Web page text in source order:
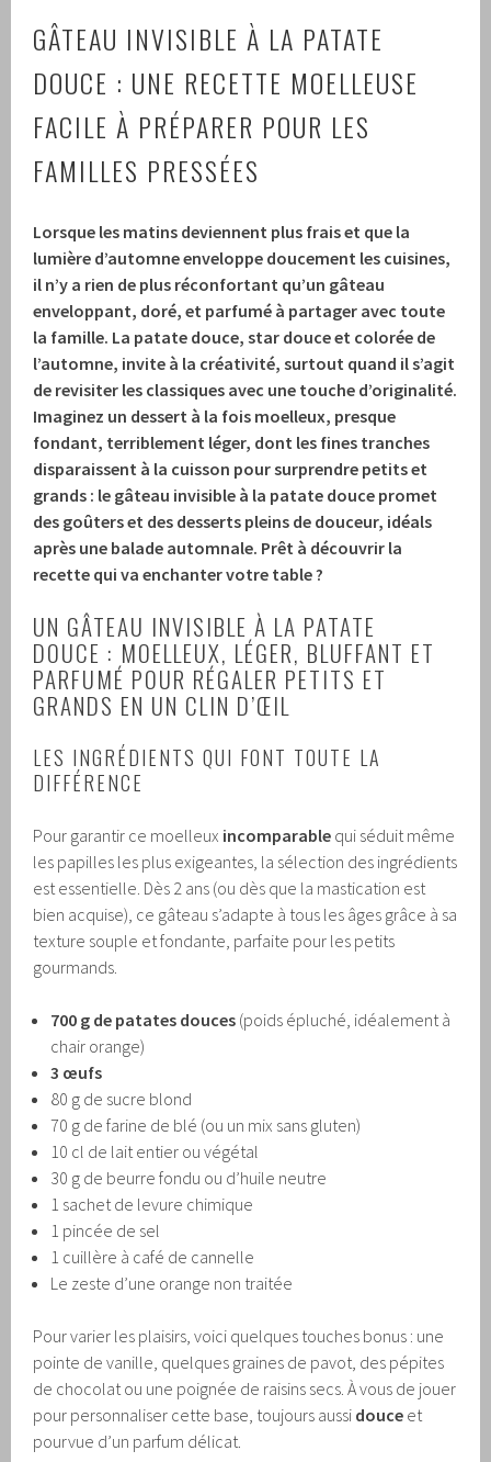
GÂTEAU INVISIBLE À LA PATATE
DOUCE : UNE RECETTE MOELLEUSE
FACILE À PRÉPARER POUR LES
FAMILLES PRESSÉES
Lorsque les matins deviennent plus frais et que la
lumière d’automne enveloppe doucement les cuisines,
il n’y a rien de plus réconfortant qu’un gâteau
enveloppant, doré, et parfumé à partager avec toute
la famille. La patate douce, star douce et colorée de
l’automne, invite à la créativité, surtout quand il s’agit
de revisiter les classiques avec une touche d’originalité.
Imaginez un dessert à la fois moelleux, presque
fondant, terriblement léger, dont les fines tranches
disparaissent à la cuisson pour surprendre petits et
grands : le gâteau invisible à la patate douce promet
des goûters et des desserts pleins de douceur, idéals
après une balade automnale. Prêt à découvrir la
recette qui va enchanter votre table ?
UN GÂTEAU INVISIBLE À LA PATATE
DOUCE : MOELLEUX, LÉGER, BLUFFANT ET
PARFUMÉ POUR RÉGALER PETITS ET
GRANDS EN UN CLIN D’ŒIL
LES INGRÉDIENTS QUI FONT TOUTE LA
DIFFÉRENCE
Pour garantir ce moelleux incomparable qui séduit même
les papilles les plus exigeantes, la sélection des ingrédients
est essentielle. Dès 2 ans (ou dès que la mastication est
bien acquise), ce gâteau s’adapte à tous les âges grâce à sa
texture souple et fondante, parfaite pour les petits
gourmands.
700 g de patates douces (poids épluché, idéalement à
chair orange)
3 œufs
80 g de sucre blond
70 g de farine de blé (ou un mix sans gluten)
10 cl de lait entier ou végétal
30 g de beurre fondu ou d’huile neutre
1 sachet de levure chimique
1 pincée de sel
1 cuillère à café de cannelle
Le zeste d’une orange non traitée
Pour varier les plaisirs, voici quelques touches bonus : une
pointe de vanille, quelques graines de pavot, des pépites
de chocolat ou une poignée de raisins secs. À vous de jouer
pour personnaliser cette base, toujours aussi douce et
pourvue d’un parfum délicat.